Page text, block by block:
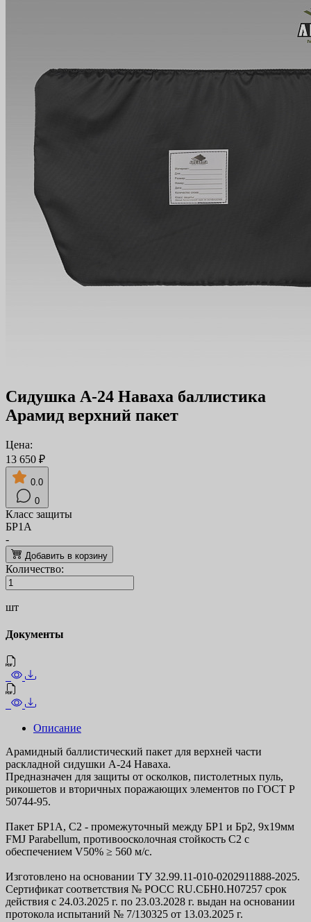
Сидушка А-24 Наваха баллистика
Арамид верхний пакет
Цена:
13 650 ₽
0.0
0
Класс защиты
БР1А
-
Добавить в корзину
Количество:
шт
Документы
Описание
Арамидный баллистический пакет для верхней части
раскладной сидушки А-24 Наваха.
Предназначен для защиты от осколков, пистолетных пуль,
рикошетов и вторичных поражающих элементов по ГОСТ Р
50744-95.
Пакет БР1А, С2 - промежуточный между БР1 и Бр2, 9x19мм
FMJ Parabellum, противоосколочная стойкость С2 с
обеспечением V50% ≥ 560 м/с.
Изготовлено на основании ТУ 32.99.11-010-0202911888-2025.
Сертификат соответствия № РОСС RU.СБН0.Н07257 срок
действия с 24.03.2025 г. по 23.03.2028 г. выдан на основании
протокола испытаний № 7/130325 от 13.03.2025 г.